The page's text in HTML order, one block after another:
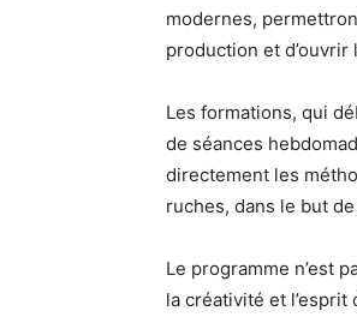
modernes,
production et
Les formations, qui
de séances
directement les
ruches, dans le but
Le programme n’est
la créativité et